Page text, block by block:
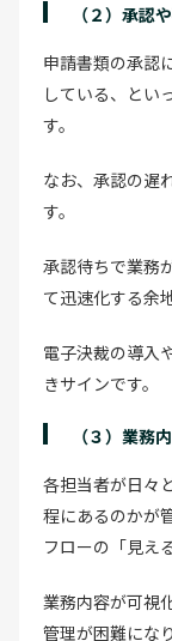
（２）承認
申請書類の承認
している、とい
す。
なお、承認の遅
す。
承認待ちで業務
て迅速化する余
電子決裁の導入
きサインです。
（３）業務
各担当者が日々
程にあるのかが
フローの「見え
業務内容が可視
管理が困難にな